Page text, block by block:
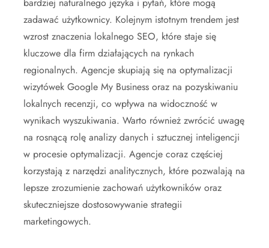
zadawać użytkownicy. Kolejnym istotnym trendem jest
wzrost znaczenia lokalnego SEO, które staje się
kluczowe dla firm działających na rynkach
regionalnych. Agencje skupiają się na optymalizacji
wizytówek Google My Business oraz na pozyskiwaniu
lokalnych recenzji, co wpływa na widoczność w
wynikach wyszukiwania. Warto również zwrócić uwagę
na rosnącą rolę analizy danych i sztucznej inteligencji
w procesie optymalizacji. Agencje coraz częściej
korzystają z narzędzi analitycznych, które pozwalają na
lepsze zrozumienie zachowań użytkowników oraz
skuteczniejsze dostosowywanie strategii
marketingowych.